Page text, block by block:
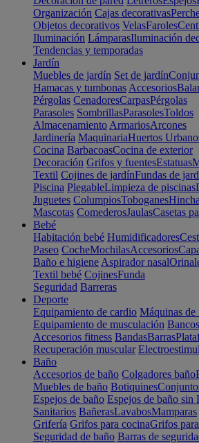
Organización Cajas decorativas
Objetos decorativos VelasFaroles
Iluminación LámparasIluminación
Tendencias y temporadas
Jardín
Muebles de jardín Set de jardín
Hamacas y tumbonas Accesorios
Pérgolas CenadoresCarpasPérgolas
Parasoles SombrillasParasolesToldos
Almacenamiento ArmariosArcones
Jardinería MaquinariaHuertos
Cocina BarbacoasCocina de exterior
Decoración Grifos y fuentesEstatuas
Textil Cojines de jardínFundas de
Piscina PlegableLimpieza de piscinas
Juguetes ColumpiosToboganes
Mascotas ComederosJaulasCasetas
Bebé
Habitación bebé Humidificadores
Paseo CocheMochilasAccesorios
Baño e higiene Aspirador nasal
Textil bebé CojinesFunda
Seguridad Barreras
Deporte
Equipamiento de cardio Máquinas de
Equipamiento de musculación Bancos
Accesorios fitness BandasBarras
Recuperación muscular
Baño
Accesorios de baño Colgadores baño
Muebles de baño Botiquines
Espejos de baño Espejos de baño sin
Sanitarios BañerasLavabosMamparas
Grifería Grifos para cocinaGrifos
Seguridad de baño Barras de